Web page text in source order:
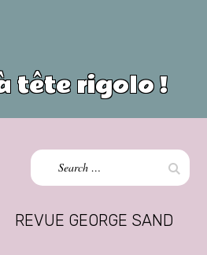
tête rigolo !
Search
for:
REVUE GEORGE SAND